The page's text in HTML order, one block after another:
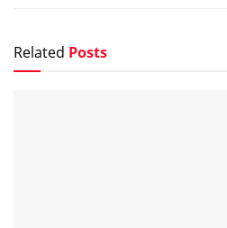
Related Posts